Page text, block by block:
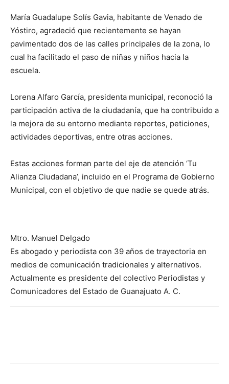
María Guadalupe Solís Gavia, habitante de Venado de
Yóstiro, agradeció que recientemente se hayan
pavimentado dos de las calles principales de la zona, lo
cual ha facilitado el paso de niñas y niños hacia la
escuela.
Lorena Alfaro García, presidenta municipal, reconoció la
participación activa de la ciudadanía, que ha contribuido a
la mejora de su entorno mediante reportes, peticiones,
actividades deportivas, entre otras acciones.
Estas acciones forman parte del eje de atención ‘Tu
Alianza Ciudadana’, incluido en el Programa de Gobierno
Municipal, con el objetivo de que nadie se quede atrás.
Mtro. Manuel Delgado
Es abogado y periodista con 39 años de trayectoria en
medios de comunicación tradicionales y alternativos.
Actualmente es presidente del colectivo Periodistas y
Comunicadores del Estado de Guanajuato A. C.